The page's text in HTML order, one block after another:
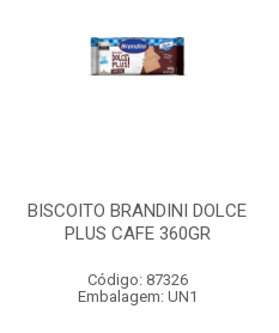
BISCOITO BRANDINI DOLCE
PLUS CAFE 360GR
Código: 87326
Embalagem: UN1